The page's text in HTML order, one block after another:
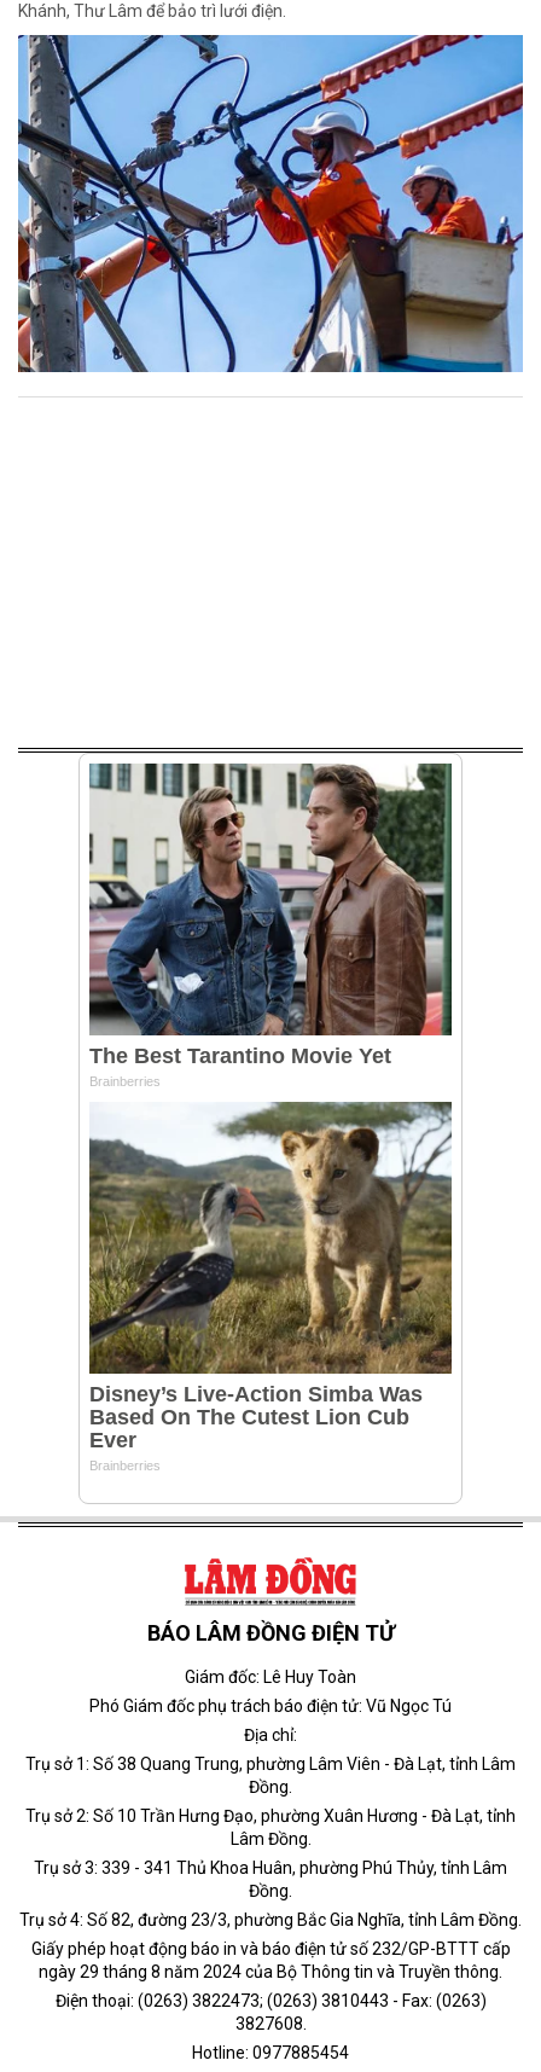
Khánh, Thư Lâm để bảo trì lưới điện.
BÁO LÂM ĐỒNG ĐIỆN TỬ
Giám đốc: Lê Huy Toàn
Phó Giám đốc phụ trách báo điện tử: Vũ Ngọc Tú
Địa chỉ:
Trụ sở 1: Số 38 Quang Trung, phường Lâm Viên - Đà Lạt, tỉnh Lâm
Đồng.
Trụ sở 2: Số 10 Trần Hưng Đạo, phường Xuân Hương - Đà Lạt, tỉnh
Lâm Đồng.
Trụ sở 3: 339 - 341 Thủ Khoa Huân, phường Phú Thủy, tỉnh Lâm
Đồng.
Trụ sở 4: Số 82, đường 23/3, phường Bắc Gia Nghĩa, tỉnh Lâm Đồng.
Giấy phép hoạt động báo in và báo điện tử số 232/GP-BTTT cấp
ngày 29 tháng 8 năm 2024 của Bộ Thông tin và Truyền thông.
Điện thoại: (0263) 3822473; (0263) 3810443 - Fax: (0263)
3827608.
Hotline: 0977885454